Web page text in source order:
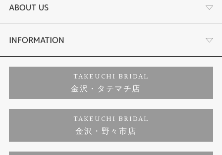
結婚指輪
セットリング
婚約ネックレス
ダイヤモンド
ジュエリーリフォーム
選ばれる理由まとめ
お客様の声
プロポーズサポート
ブランドリスト
福井指輪工房｜手作りペアリング
ABOUT US
会社概要
お客様の声
INFORMATION
プライバシーポリシー
TAKEUCHI BRIDAL
金沢・タテマチ店
TAKEUCHI BRIDAL
金沢・野々市店